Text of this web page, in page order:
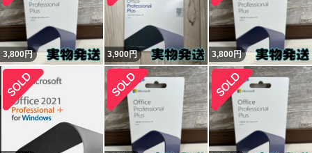
3,800円 3,900円 3,800円